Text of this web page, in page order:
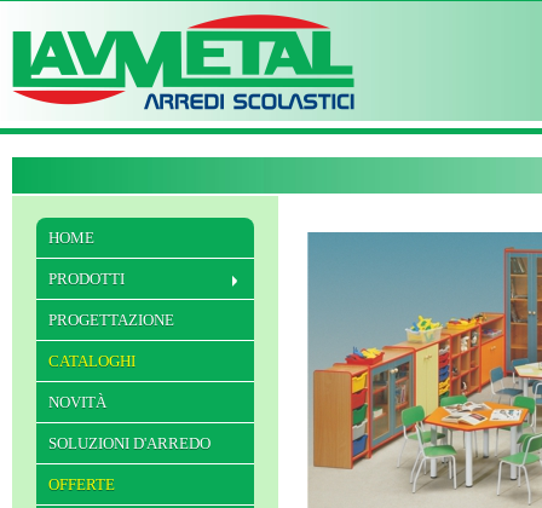
HOME
PRODOTTI
PROGETTAZIONE
CATALOGHI
NOVITÀ
SOLUZIONI D'ARREDO
OFFERTE